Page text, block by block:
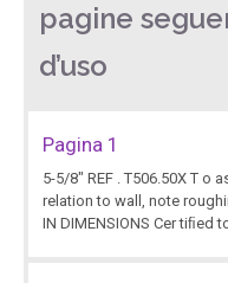
pagine
d’uso
Pagina 1
5-5/8" REF . T506.50X T o
relation to wall, note
IN DIMENSIONS Cer tiﬁed